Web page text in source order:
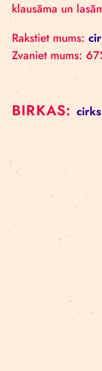
klausāma un
Rakstiet mums:
Zvaniet mums:
BIRKAS: cirks